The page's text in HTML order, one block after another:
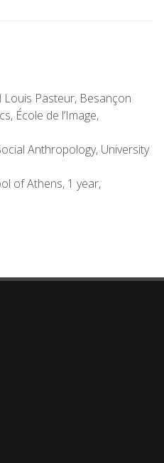
Louis Pasteur, Besançon
École de l’Image,
Anthropology, University
of Athens, 1 year,